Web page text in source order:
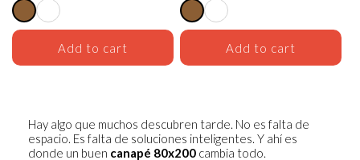
Add to cart Add to cart
Hay algo que muchos descubren tarde. No es falta de
espacio. Es falta de soluciones inteligentes. Y ahí es
donde un buen canapé 80x200 cambia todo.